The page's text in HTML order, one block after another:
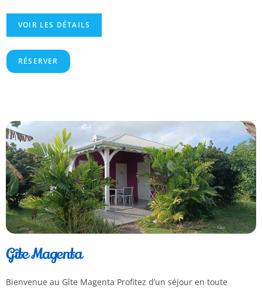
VOIR LES DÉTAILS
RÉSERVER
Gîte Magenta
Bienvenue au Gîte Magenta Profitez d’un séjour en toute